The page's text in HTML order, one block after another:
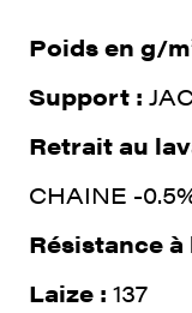
Poids en g/
Support :
Retrait au
CHAINE -
Résistance à
Laize : 137